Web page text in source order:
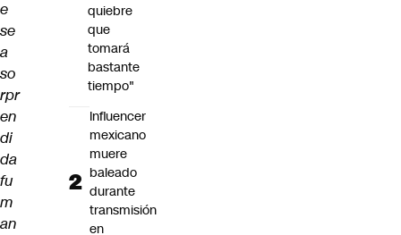
e
se
a
so
rpr
en
di
da
fu
m
an
quiebre
que
tomará
bastante
tiempo"
Influencer
mexicano
muere
baleado
durante
transmisión
en